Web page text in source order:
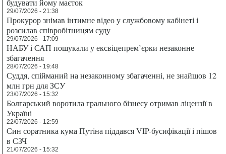
будувати йому маєток
29/07/2026 - 21:38
Прокурор знімав інтимне відео у службовому кабінеті і
розсилав співробітницям суду
29/07/2026 - 17:09
НАБУ і САП пошукали у ексвіцепрем’єрки незаконне
збагачення
28/07/2026 - 19:48
Суддя, спійманий на незаконному збагаченні, не знайшов 12
млн грн для ЗСУ
23/07/2026 - 15:32
Болгарський воротила грального бізнесу отримав ліцензії в
Україні
22/07/2026 - 12:59
Син соратника кума Путіна піддався VIP-бусифікації і пішов
в СЗЧ
21/07/2026 - 15:32